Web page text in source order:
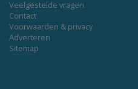
Veelgestelde vragen
Contact
Voorwaarden & privacy
Adverteren
Sitemap